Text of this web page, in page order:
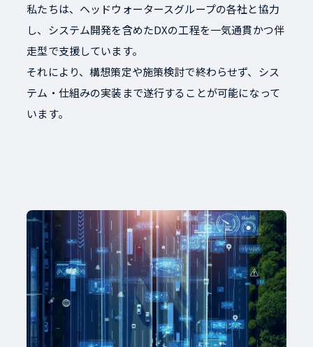
私たちは、ヘッドウォータースグループの各社と協力
し、システム開発を含めたDXの工程を一気通貫かつ伴
走型で支援しています。
それにより、構想策定や施策検討で終わらせず、シス
テム・仕組みの実装まで遂行することが可能になって
います。